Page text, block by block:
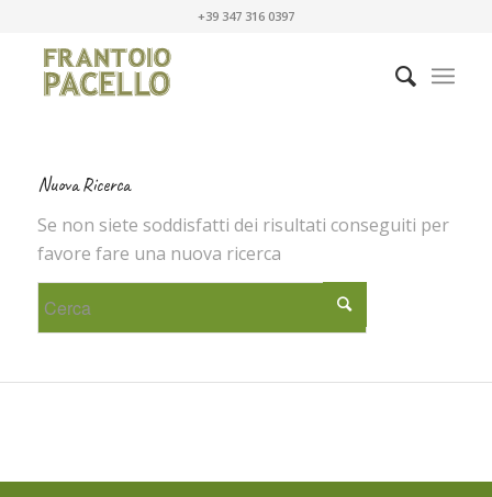
+39 347 316 0397
Nuova Ricerca
Se non siete soddisfatti dei risultati conseguiti per
favore fare una nuova ricerca